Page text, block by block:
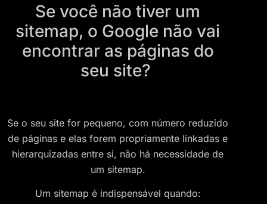
Se você não tiver um
sitemap, o Google não vai
encontrar as páginas do
seu site?
Se o seu site for pequeno, com número reduzido
de páginas e elas forem propriamente linkadas e
hierarquizadas entre si, não há necessidade de
um sitemap.
Um sitemap é indispensável quando: